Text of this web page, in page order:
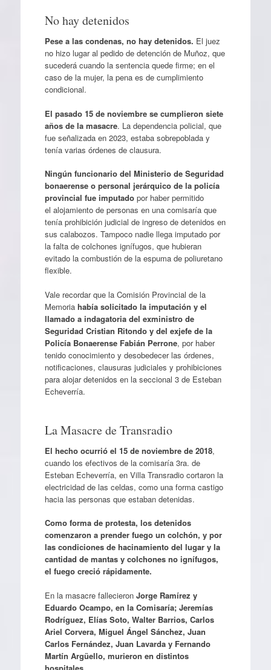
No hay detenidos
Pese a las condenas, no hay detenidos. El juez
no hizo lugar al pedido de detención de Muñoz, que
sucederá cuando la sentencia quede firme; en el
caso de la mujer, la pena es de cumplimiento
condicional.
El pasado 15 de noviembre se cumplieron siete
años de la masacre. La dependencia policial, que
fue señalizada en 2023, estaba sobrepoblada y
tenía varias órdenes de clausura.
Ningún funcionario del Ministerio de Seguridad
bonaerense o personal jerárquico de la policía
provincial fue imputadopor haber permitido
el alojamiento de personas en una comisaría que
tenía prohibición judicial de ingreso de detenidos en
sus calabozos. Tampoco nadie llega imputado por
la falta de colchones ignífugos, que hubieran
evitado la combustión de la espuma de poliuretano
flexible.
Vale recordar que la Comisión Provincial de la
Memoria había solicitado la imputación y el
llamado a indagatoria del exministro de
Seguridad Cristian Ritondo y del exjefe de la
Policía Bonaerense Fabián Perrone, por haber
tenido conocimiento y desobedecer las órdenes,
notificaciones, clausuras judiciales y prohibiciones
para alojar detenidos en la seccional 3 de Esteban
Echeverría.
La Masacre de Transradio
El hecho ocurrió el 15 de noviembre de 2018,
cuando los efectivos de la comisaría 3ra. de
Esteban Echeverría, en Villa Transradio cortaron la
electricidad de las celdas, como una forma castigo
hacia las personas que estaban detenidas.
Como forma de protesta, los detenidos
comenzaron a prender fuego un colchón, y por
las condiciones de hacinamiento del lugar y la
cantidad de mantas y colchones no ignífugos,
el fuego creció rápidamente.
En la masacre fallecieron Jorge Ramírez y
Eduardo Ocampo, en la Comisaría; Jeremías
Rodríguez, Elías Soto, Walter Barrios, Carlos
Ariel Corvera, Miguel Ángel Sánchez, Juan
Carlos Fernández, Juan Lavarda y Fernando
Martín Argüello, murieron en distintos
hospitales.